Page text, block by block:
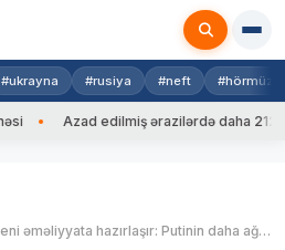
#ukrayna #rusiya #neft #hörmüz
Azad edilmiş ərazilərdə daha 212
Ukrayna yeni əməliyyata hazırlaşır: Putinin daha ağır günləri başlayır